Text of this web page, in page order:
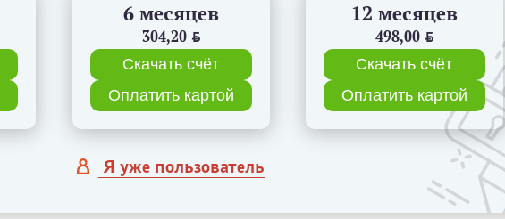
6 месяцев
304,20 BYN
Скачать счёт
Оплатить картой
12 месяцев
498,00 BYN
Скачать счёт
Оплатить картой
Я уже пользователь